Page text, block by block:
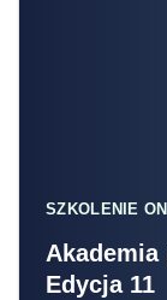
SZKOLENIE
Akademia
Edycja 11